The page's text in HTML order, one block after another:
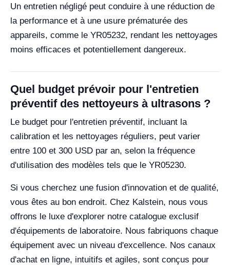
Un entretien négligé peut conduire à une réduction de
la performance et à une usure prématurée des
appareils, comme le YR05232, rendant les nettoyages
moins efficaces et potentiellement dangereux.
Quel budget prévoir pour l'entretien
préventif des nettoyeurs à ultrasons ?
Le budget pour l'entretien préventif, incluant la
calibration et les nettoyages réguliers, peut varier
entre 100 et 300 USD par an, selon la fréquence
d'utilisation des modèles tels que le YR05230.
Si vous cherchez une fusion d'innovation et de qualité,
vous êtes au bon endroit. Chez Kalstein, nous vous
offrons le luxe d'explorer notre catalogue exclusif
d'équipements de laboratoire. Nous fabriquons chaque
équipement avec un niveau d'excellence. Nos canaux
d'achat en ligne, intuitifs et agiles, sont conçus pour